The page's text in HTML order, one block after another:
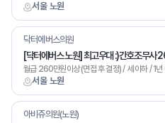
서울 노원
서울 노원
닥터에버스의원
[닥터에버스 노원] 최고우대 :)간호조무
월급 260만원이상 (면접 후 결정) / 세 이하 / 1년
아비쥬의원(노원)